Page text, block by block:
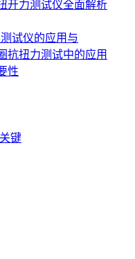
开力测试仪全面解析
试仪的应用与
抗扭力测试中的应用
性
键